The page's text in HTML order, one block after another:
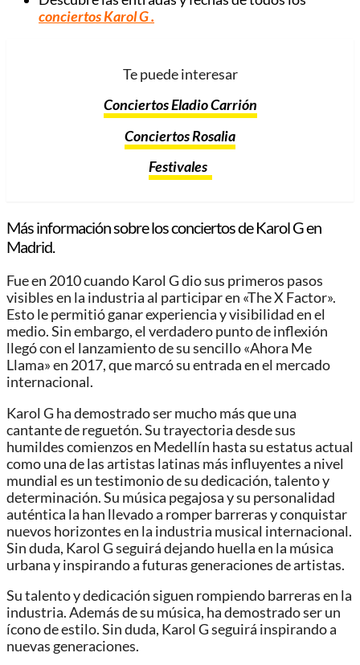
conciertos Karol G.
Te puede interesar
Conciertos Eladio Carrión
Conciertos Rosalia
Festivales
Más información sobre los conciertos de Karol G en
Madrid.
Fue en 2010 cuando Karol G dio sus primeros pasos
visibles en la industria al participar en «The X Factor».
Esto le permitió ganar experiencia y visibilidad en el
medio. Sin embargo, el verdadero punto de inflexión
llegó con el lanzamiento de su sencillo «Ahora Me
Llama» en 2017, que marcó su entrada en el mercado
internacional.
Karol G ha demostrado ser mucho más que una
cantante de reguetón. Su trayectoria desde sus
humildes comienzos en Medellín hasta su estatus actual
como una de las artistas latinas más influyentes a nivel
mundial es un testimonio de su dedicación, talento y
determinación. Su música pegajosa y su personalidad
auténtica la han llevado a romper barreras y conquistar
nuevos horizontes en la industria musical internacional.
Sin duda, Karol G seguirá dejando huella en la música
urbana y inspirando a futuras generaciones de artistas.
Su talento y dedicación siguen rompiendo barreras en la
industria. Además de su música, ha demostrado ser un
ícono de estilo. Sin duda, Karol G seguirá inspirando a
nuevas generaciones.